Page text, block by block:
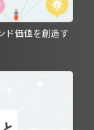
ド価値を創造す